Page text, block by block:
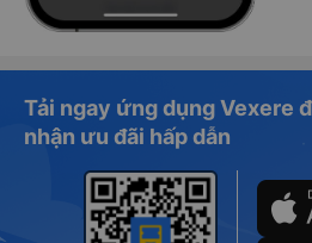
Tải ngay ứng dụng Vexere
nhận ưu đãi hấp dẫn